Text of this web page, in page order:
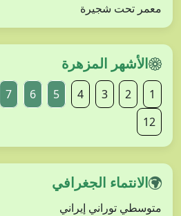
معمر تحت شجيرة
الأشهر المزهرة
1
2
3
4
5
6
7
12
الانتماء الجغرافي
متوسطي توراني إيراني